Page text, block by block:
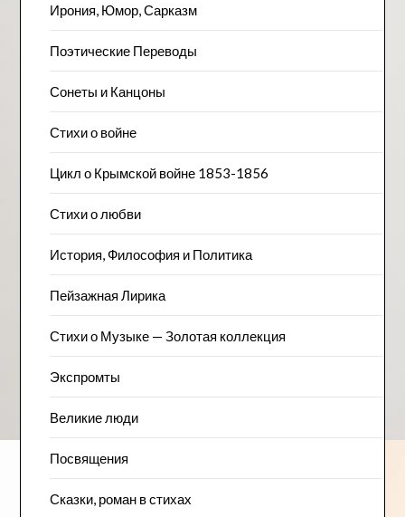
Ирония, Юмор, Сарказм
Поэтические Переводы
Сонеты и Канцоны
Стихи о войне
Цикл о Крымской войне 1853-1856
Стихи о любви
История, Философия и Политика
Пейзажна​я Лирика
Стихи о Музыке — Золотая коллекция
Экспромты
Великие люди
Посвящения
Сказки, роман в стихах